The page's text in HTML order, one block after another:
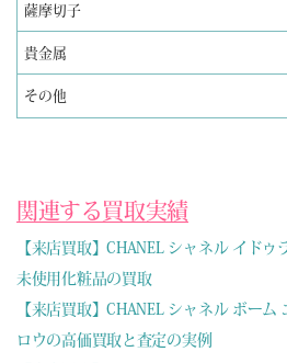
薩摩切子
貴金属
その他
関連する買取実績
【来店買取】CHANEL シャネル イドゥ
未使用化粧品の買取
【来店買取】CHANEL シャネル ボー
ロウの高価買取と査定の実例